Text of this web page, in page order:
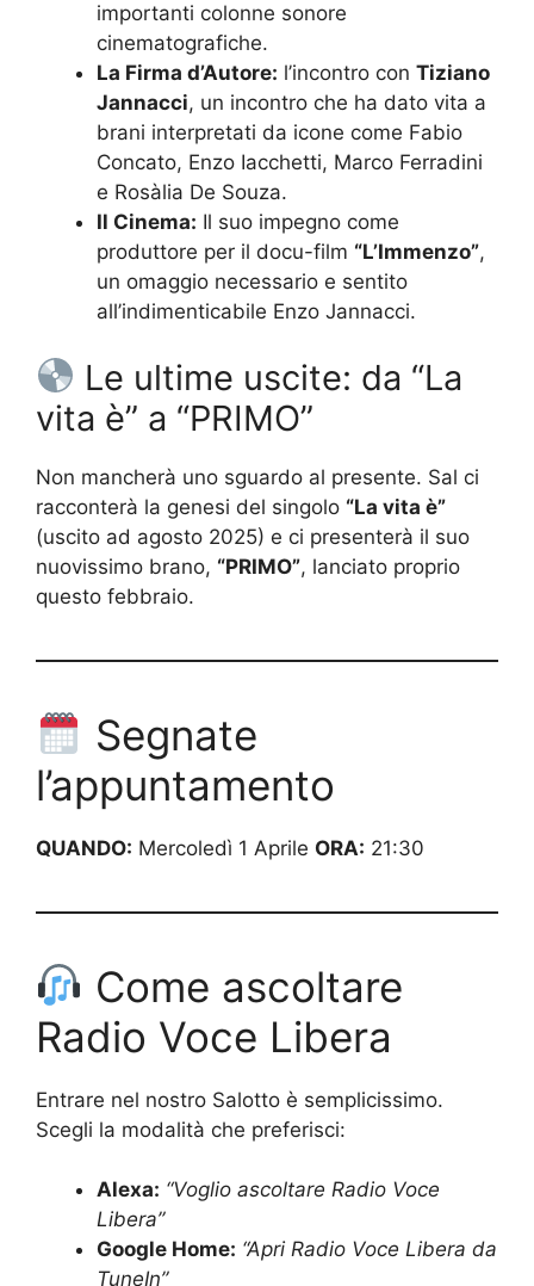
importanti colonne sonore
cinematografiche.
La Firma d’Autore: l’incontro con Tiziano
Jannacci, un incontro che ha dato vita a
brani interpretati da icone come Fabio
Concato, Enzo Iacchetti, Marco Ferradini
e Rosàlia De Souza.
Il Cinema: Il suo impegno come
produttore per il docu-film “L’Immenzo”,
un omaggio necessario e sentito
all’indimenticabile Enzo Jannacci.
Le ultime uscite: da “La
vita è” a “PRIMO”
Non mancherà uno sguardo al presente. Sal ci
racconterà la genesi del singolo “La vita è”
(uscito ad agosto 2025) e ci presenterà il suo
nuovissimo brano, “PRIMO”, lanciato proprio
questo febbraio.
Segnate
l’appuntamento
QUANDO: Mercoledì 1 Aprile ORA: 21:30
Come ascoltare
Radio Voce Libera
Entrare nel nostro Salotto è semplicissimo.
Scegli la modalità che preferisci:
Alexa: “Voglio ascoltare Radio Voce
Libera”
Google Home: “Apri Radio Voce Libera da
TuneIn”